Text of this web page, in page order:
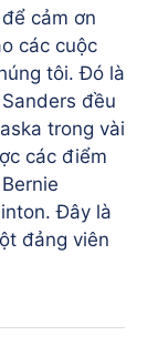
cảm ơn
các cuộc
tôi. Đó là
đều
trong vài
các điểm
Đây là
đảng viên